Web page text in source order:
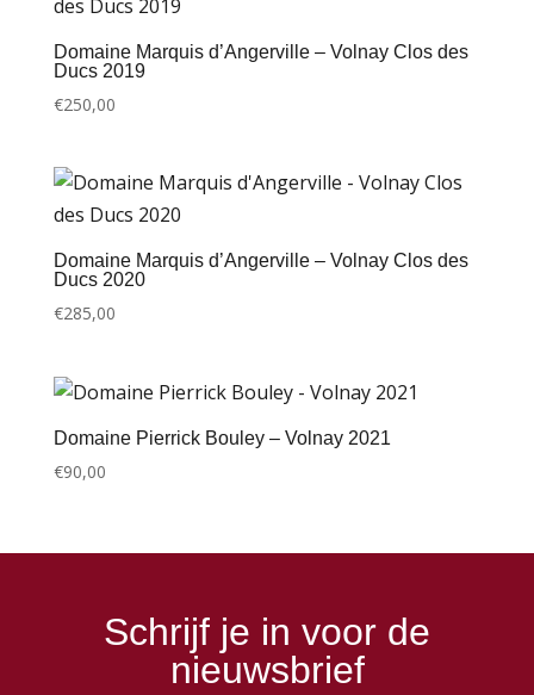
Domaine Marquis d’Angerville – Volnay Clos des
Ducs 2019
€250,00
Domaine Marquis d’Angerville – Volnay Clos des
Ducs 2020
€285,00
Domaine Pierrick Bouley – Volnay 2021
€90,00
Schrijf je in voor de
nieuwsbrief